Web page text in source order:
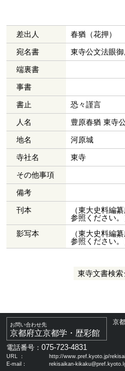
差出人
春猶（花押）
宛名書
東寺公文法眼
端裏書
事書
書止
恐々謹言
人名
豊原春猶 東寺
地名
河原城
寺社名
東寺
その他事項
備考
刊本
（東大史料編
参照ください。
影写本
（東大史料編
参照ください。
東寺文書検
お問い合わせ先
京都府立京都学・歴彩館
京
電話番号：075-723-4831
URL ：
http://www.pref.kyoto.jp/
E-mail：
rekisaikan-